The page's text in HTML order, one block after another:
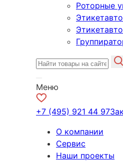
Роторные
Меню
+7 (495) 921 44 97
О компании
Сервис
Наши проекты